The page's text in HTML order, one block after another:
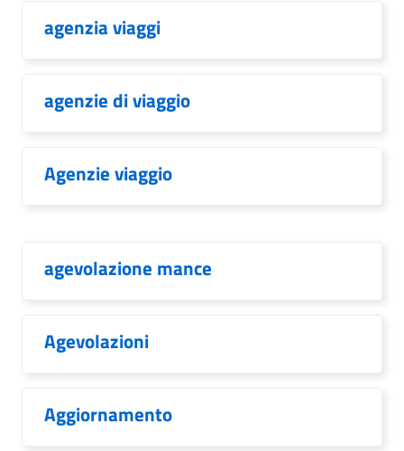
agenzia viaggi
agenzie di viaggio
Agenzie viaggio
agevolazione mance
Agevolazioni
Aggiornamento